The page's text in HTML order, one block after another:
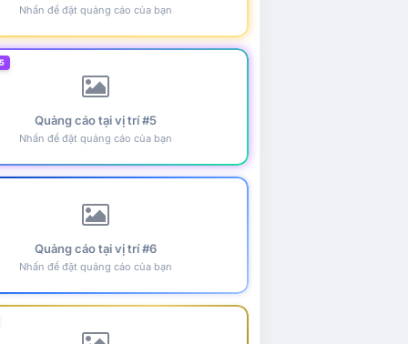
Nhấn để đặt quảng cáo của bạn
Quảng cáo tại vị trí #5
Nhấn để đặt quảng cáo của bạn
Quảng cáo tại vị trí #6
Nhấn để đặt quảng cáo của bạn